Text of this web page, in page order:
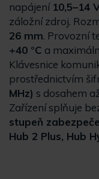
napájení 10,5–14
záložní zdroj.
26 mm. Provozní
+40 °C a
Klávesnice
prostřednictvím
MHz) s dosahem
Zařízení splňuje
stupeň
Hub 2 Plus, Hub